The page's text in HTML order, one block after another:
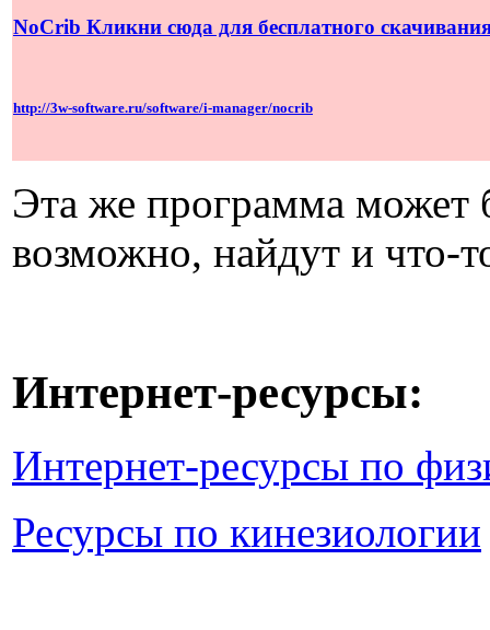
NoCrib Кликни сюда для бесплатного
http://3w-software.ru/software/i-manager/nocrib
Эта же программа может
возможно, найдут и что-
Интернет-ресурсы:
Интернет-ресурсы по
Ресурсы по кинезиологии